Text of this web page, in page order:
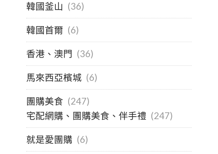
韓國釜山 (36)
韓國首爾 (6)
香港、澳門 (36)
馬來西亞檳城 (6)
團購美食 (247)
宅配網購、團購美食、伴手禮 (247)
就是愛團購 (6)